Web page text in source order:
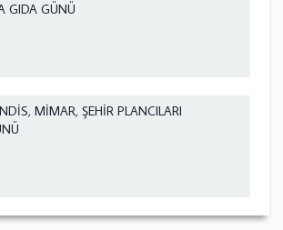
GIDA GÜNÜ
MİMAR, ŞEHİR PLANCILARI